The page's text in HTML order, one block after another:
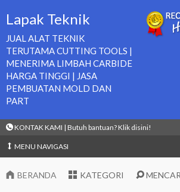
Lapak Teknik
JUAL ALAT TEKNIK
TERUTAMA CUTTING TOOLS |
MENERIMA LIMBAH CARBIDE
HARGA TINGGI | JASA
PEMBUATAN MOLD DAN
PART
KONTAK KAMI | Butuh bantuan? Klik disini!
MENU NAVIGASI
BERANDA KATEGORI